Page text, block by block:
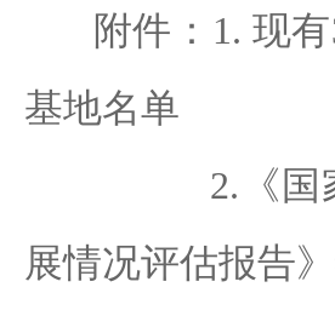
附件：1. 现有
基地名单
2.《国家级
展情况评估报告